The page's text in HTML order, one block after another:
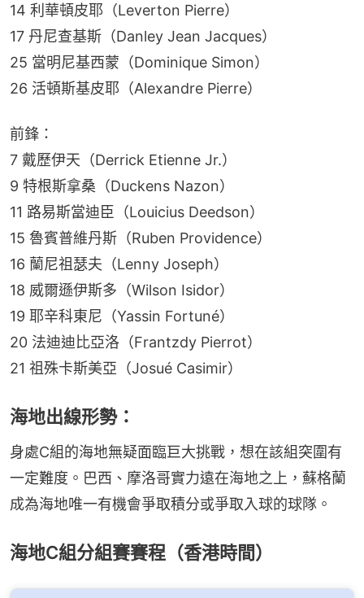
14 利華頓皮耶（Leverton Pierre）
17 丹尼查基斯（Danley Jean Jacques）
25 當明尼基西蒙（Dominique Simon）
26 活頓斯基皮耶（Alexandre Pierre）
前鋒：
7 戴歷伊天（Derrick Etienne Jr.）
9 特根斯拿桑（Duckens Nazon）
11 路易斯當迪臣（Louicius Deedson）
15 魯賓普維丹斯（Ruben Providence）
16 蘭尼祖瑟夫（Lenny Joseph）
18 威爾遜伊斯多（Wilson Isidor）
19 耶辛科東尼（Yassin Fortuné）
20 法迪迪比亞洛（Frantzdy Pierrot）
21 祖殊卡斯美亞（Josué Casimir）
海地出線形勢：
身處C組的海地無疑面臨巨大挑戰，想在該組突圍有
一定難度。巴西、摩洛哥實力遠在海地之上，蘇格蘭
成為海地唯一有機會爭取積分或爭取入球的球隊。
海地C組分組賽賽程（香港時間）